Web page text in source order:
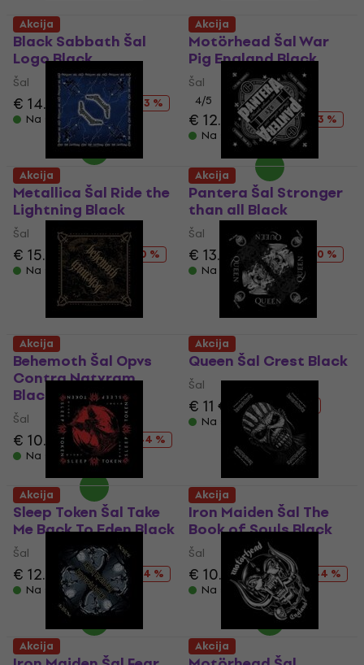
Black Sabbath Šal
Logo Black
Šal
€ 14.60€ 18.90
- 23 %
Na stanju u skladištu
Motörhead Šal War
Pig England Black
Šal
4/5
€ 12.60€ 18.90
- 33 %
Na stanju u skladištu
Akcija
Metallica Šal Ride the
Lightning Black
Šal
€ 15.10 € 18.90
- 20 %
Na stanju u skladištu
Akcija
Pantera Šal Stronger
than all Black
Šal
€ 13.20 € 18.90
- 30 %
Na stanju u skladištu
Akcija
Behemoth Šal Opvs
Contra Natvram
Black
Šal
€ 10.50 € 18.90
- 44 %
Na stanju u skladištu
Akcija
Queen Šal Crest Black
Šal
€ 11 € 18.90
- 42 %
Na stanju u skladištu
Akcija
Sleep Token Šal Take
Me Back To Eden Black
Šal
€ 12.40€ 18.90
- 34 %
Na stanju u skladištu
Akcija
Iron Maiden Šal The
Book of Souls Black
Šal
€ 10.50€ 18.90
- 44 %
Na stanju u skladištu
Akcija Akcija
Akcija Akcija